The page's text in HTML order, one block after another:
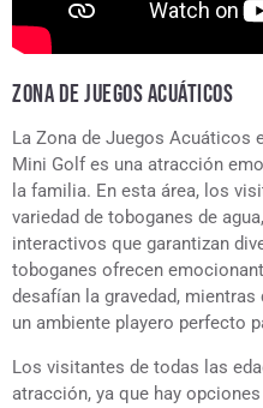
ZONA DE JUEGOS ACUÁTICOS
La Zona de Juegos Acuáticos
Mini Golf es una atracción
la familia. En esta área, los
variedad de toboganes de
interactivos que garantizan
toboganes ofrecen
desafían la gravedad,
un ambiente playero perfecto
Los visitantes de todas las
atracción, ya que hay